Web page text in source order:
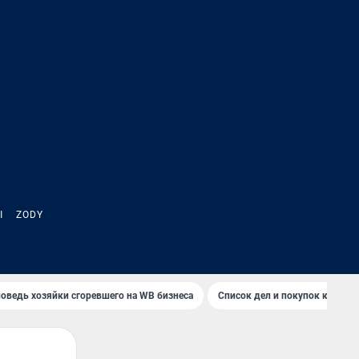
ZODY
хозяйки сгоревшего на WB бизнеса Список дел и покупок к школе